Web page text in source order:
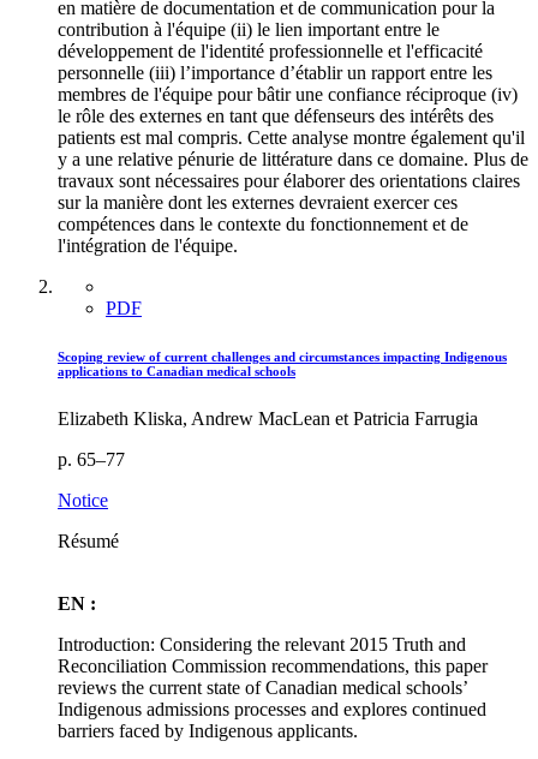
en matière de documentation et de communication pour la
contribution à l'équipe (ii) le lien important entre le
développement de l'identité professionnelle et l'efficacité
personnelle (iii) l’importance d’établir un rapport entre les
membres de l'équipe pour bâtir une confiance réciproque (iv)
le rôle des externes en tant que défenseurs des intérêts des
patients est mal compris. Cette analyse montre également qu'il
y a une relative pénurie de littérature dans ce domaine. Plus de
travaux sont nécessaires pour élaborer des orientations claires
sur la manière dont les externes devraient exercer ces
compétences dans le contexte du fonctionnement et de
l'intégration de l'équipe.
PDF
Scoping review of current challenges and circumstances impacting Indigenous
applications to Canadian medical schools
Elizabeth Kliska, Andrew MacLean et Patricia Farrugia
p. 65–77
Notice
Résumé
EN :
Introduction: Considering the relevant 2015 Truth and
Reconciliation Commission recommendations, this paper
reviews the current state of Canadian medical schools’
Indigenous admissions processes and explores continued
barriers faced by Indigenous applicants.